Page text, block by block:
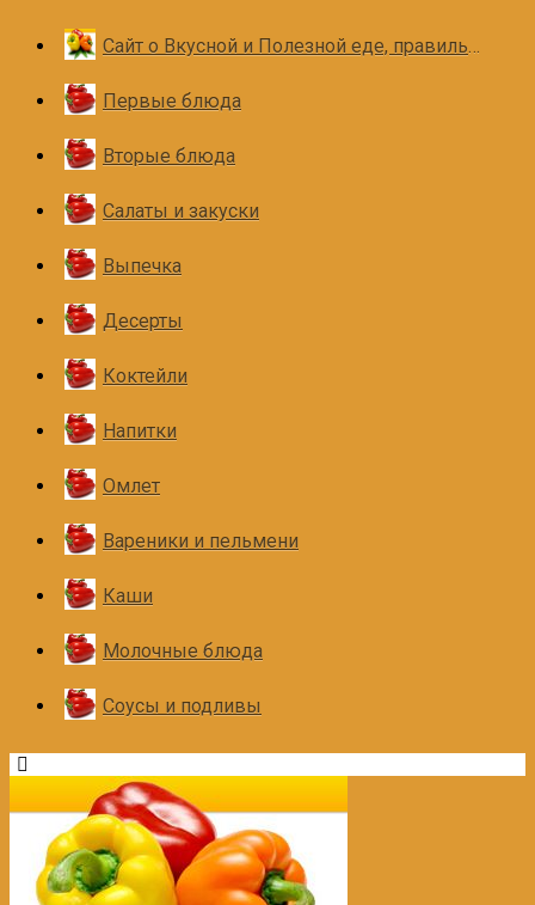
Сайт о Вкусной и Полезной еде, правильном и здоровом питании
Первые блюда
Вторые блюда
Салаты и закуски
Выпечка
Десерты
Коктейли
Напитки
Омлет
Вареники и пельмени
Каши
Молочные блюда
Соусы и подливы